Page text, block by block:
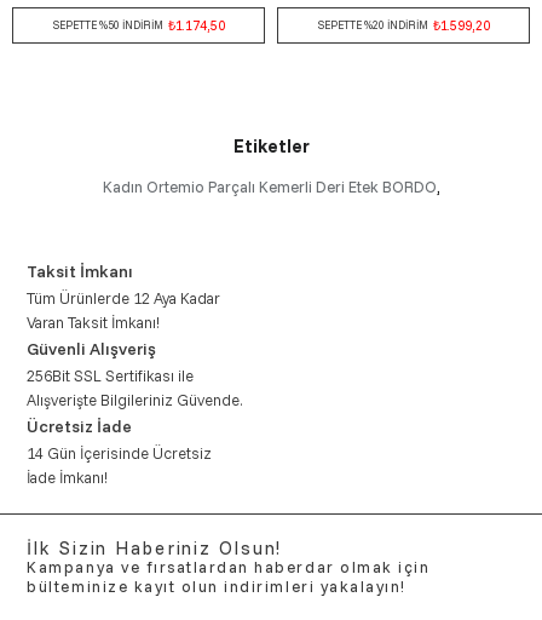
SEPETTE %50 İNDİRİM ₺1.174,50 SEPETTE %20 İNDİRİM ₺1.599,20
Etiketler
Kadın Ortemio Parçalı Kemerli Deri Etek BORDO,
Taksit İmkanı
Tüm Ürünlerde 12 Aya Kadar
Varan Taksit İmkanı!
Güvenli Alışveriş
256Bit SSL Sertifikası ile
Alışverişte Bilgileriniz Güvende.
Ücretsiz İade
14 Gün İçerisinde Ücretsiz
İade İmkanı!
İlk Sizin Haberiniz Olsun!
Kampanya ve fırsatlardan haberdar olmak için
bülteminize kayıt olun indirimleri yakalayın!